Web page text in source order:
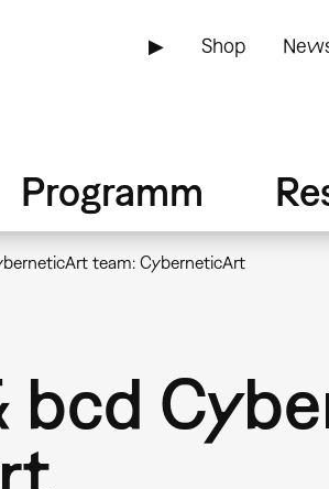
▶ Shop
Programm
team: CyberneticArt
bcd